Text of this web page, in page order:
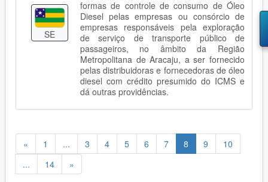
SE
formas de controle de consumo de Óleo
Diesel pelas empresas ou consórcio de
empresas responsáveis pela exploração
de serviço de transporte público de
passageiros, no âmbito da Região
Metropolitana de Aracaju, a ser fornecido
pelas distribuidoras e fornecedoras de óleo
diesel com crédito presumido do ICMS e
dá outras providências.
« 1 ... 3 4 5 6 7 8 9
10
...
14 »